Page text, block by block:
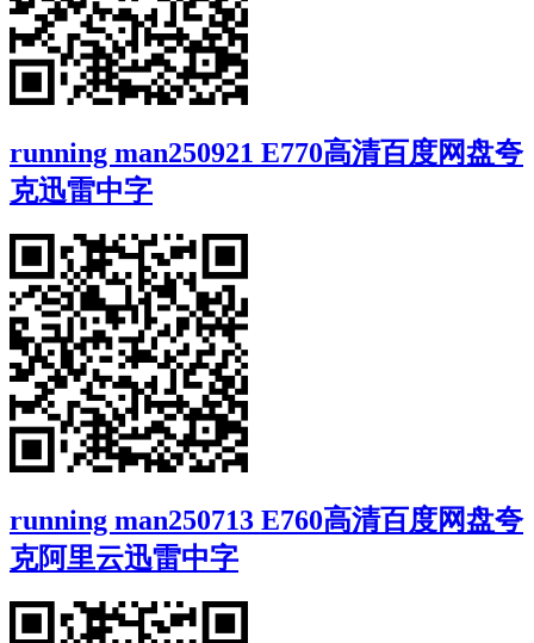
running man250921 E770高清百度网盘夸
克迅雷中字
running man250713 E760高清百度网盘夸
克阿里云迅雷中字